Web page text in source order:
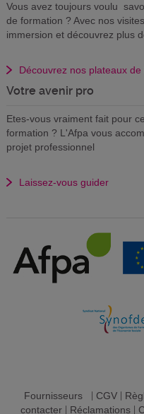
Vous avez toujours voulu
de formation ? Avec nos
immersion et découvrez plus
Découvrez nos plateaux
Votre avenir pro
Etes-vous vraiment fait pour
formation ? L'Afpa vous
projet professionnel
Laissez-vous guider
Fournisseurs| CGV|
contacter| Réclamations|